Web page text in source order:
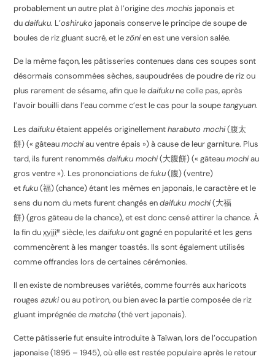
probablement un autre plat à l’origine desmochis japonais et
dudaifuku. L’oshiruko japonais conserve le principe de soupe de
boules de riz gluant sucré, et lezōnien est une version salée.
De la même façon, les pâtisseries contenues dans ces soupes sont
désormais consommées sèches, saupoudrées de poudre de riz ou
plus rarement de sésame, afin que ledaifuku ne colle pas, après
l’avoir bouilli dans l’eau comme c’est le cas pour la soupe tangyuan.
Lesdaifukuétaient appelés originellementharabuto mochi(腹太
餅) (« gâteaumochiau ventre épais ») à cause de leur garniture. Plus
tard, ils furent renommésdaifuku mochi(大腹餅) (« gâteaumochiau
gros ventre »). Les prononciations defuku(腹) (ventre)
etfuku(福) (chance) étant les mêmes en japonais, le caractère et le
sens du nom du mets furent changés endaifuku mochi(大福
餅) (gros gâteau de la chance), et est donc censé attirer la chance. À
la fin duxviiie siècle, lesdaifukuont gagné en popularité et les gens
commencèrent à les manger toastés. Ils sont également utilisés
comme offrandes lors de certaines cérémonies.
Il en existe de nombreuses variétés, comme fourrés aux haricots
rougesazukiou au potiron, ou bien avec la partie composée de riz
gluant imprégnée dematcha(thé vert japonais).
Cette pâtisserie fut ensuite introduite à Taïwan, lors de l’occupation
japonaise (1895 – 1945), où elle est restée populaire après le retour